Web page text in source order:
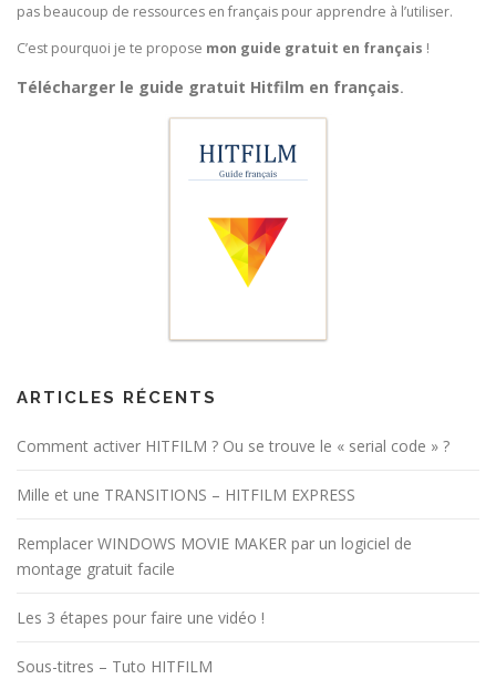
pas beaucoup de ressources en français pour apprendre à l’utiliser.
C’est pourquoi je te propose mon guide gratuit en français !
Télécharger le guide gratuit Hitfilm en français.
ARTICLES RÉCENTS
Comment activer HITFILM ? Ou se trouve le « serial code » ?
Mille et une TRANSITIONS – HITFILM EXPRESS
Remplacer WINDOWS MOVIE MAKER par un logiciel de
montage gratuit facile
Les 3 étapes pour faire une vidéo !
Sous-titres – Tuto HITFILM